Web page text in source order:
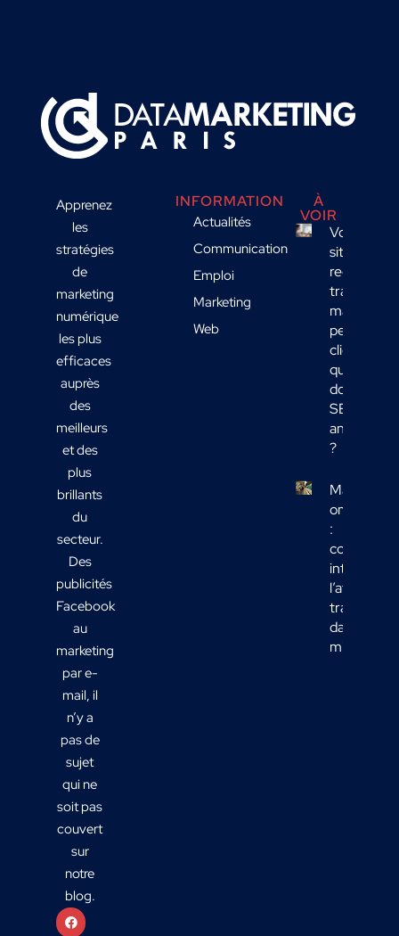
Apprenez
les
stratégies
de
marketing
numérique
les plus
efficaces
auprès
des
meilleurs
et des
plus
brillants
du
secteur.
Des
publicités
Facebook
au
marketing
par e-
mail, il
n’y a
pas de
sujet
qui ne
soit pas
couvert
sur
notre
blog.
INFORMATION
Actualités
Communication
Emploi
Marketing
Web
À
VOIR
Votre
site
reçoit du
trafic
mais
peu de
clients :
quelles
données
SEO
analyser
?
Marketing
omnicanal
:
comment
intégrer
l’affichage
transport
dans votre
mix média